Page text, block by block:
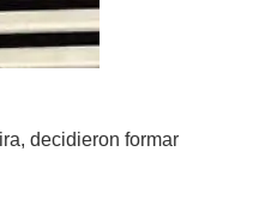
decidieron formar